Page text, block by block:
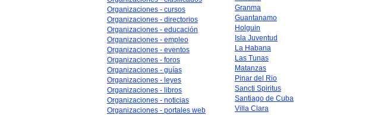
Organizaciones - cursos
Organizaciones - directorios
Organizaciones - educación
Organizaciones - empleo
Organizaciones - eventos
Organizaciones - foros
Organizaciones - guías
Organizaciones - leyes
Organizaciones - libros
Organizaciones - noticias
Organizaciones - portales web
Granma
Guantanamo
Holguin
Isla Juventud
La Habana
Las Tunas
Matanzas
Pinar del Rio
Sancti Spiritus
Santiago de Cuba
Villa Clara